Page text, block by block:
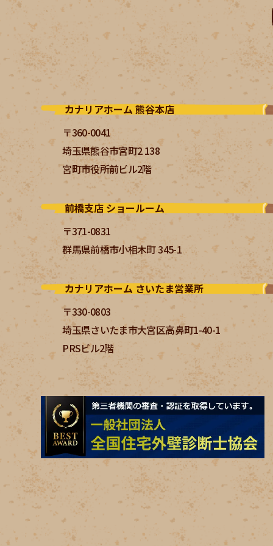
カナリアホーム 熊谷本店
〒360-0041
埼玉県熊谷市宮町2 138
宮町市役所前ビル2階
前橋支店 ショールーム
〒371-0831
群馬県前橋市小相木町 345-1
カナリアホーム さいたま営業所
〒330-0803
埼玉県さいたま市大宮区高鼻町1-40-1
PRSビル2階